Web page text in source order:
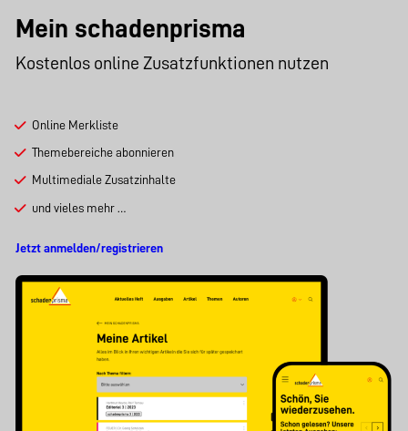
Mein schadenprisma
Kostenlos online Zusatzfunktionen nutzen
Online Merkliste
Themebereiche abonnieren
Multimediale Zusatzinhalte
und vieles mehr …
Jetzt anmelden/registrieren